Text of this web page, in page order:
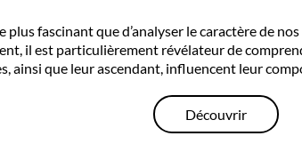
plus fascinant que d’analyser le caractère de
il est particulièrement révélateur de
ainsi que leur ascendant, influencent leur
Découvrir